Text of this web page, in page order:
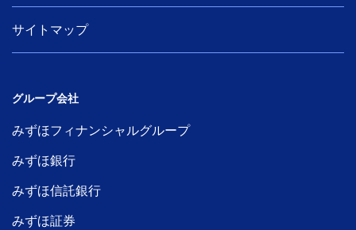
サイトマップ
グループ会社
みずほフィナンシャルグループ
みずほ銀行
みずほ信託銀行
みずほ証券